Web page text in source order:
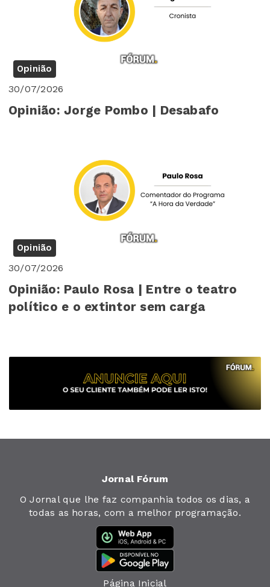
Opinião
30/07/2026
Opinião: Jorge Pombo | Desabafo
Opinião
30/07/2026
Opinião: Paulo Rosa | Entre o teatro
político e o extintor sem carga
Jornal Fórum
O Jornal que lhe faz companhia todos os dias, a
todas as horas, com a melhor programação.
Página Inicial